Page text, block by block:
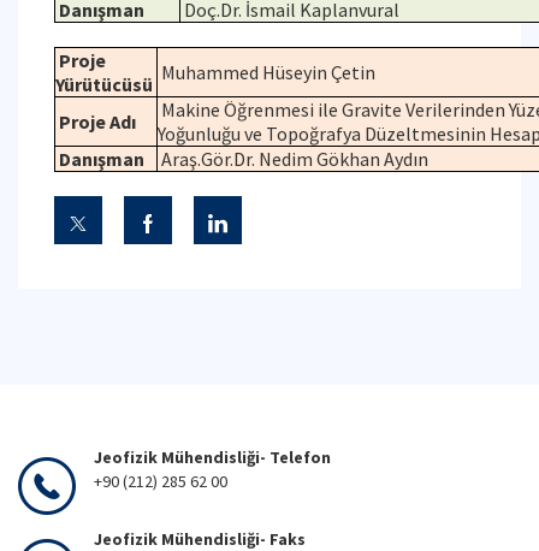
Danışman
Doç.Dr. İsmail Kaplanvural
Proje
Yürütücüsü Muhammed Hüseyin Çetin
Proje Adı
Makine Öğrenmesi ile Gravite Verilerinden
Yoğunluğu ve Topoğrafya Düzeltmesinin
Danışman
Araş.Gör.Dr. Nedim Gökhan Aydın
Jeofizik Mühendisliği- Telefon
+90 (212) 285 62 00
Jeofizik Mühendisliği- Faks